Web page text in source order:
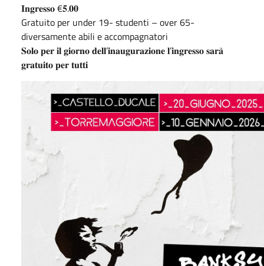
𝐈𝐧𝐠𝐫𝐞𝐬𝐬𝐨 €𝟓.𝟎𝟎
Gratuito per under 19- studenti – over 65-
diversamente abili e accompagnatori
𝐒𝐨𝐥𝐨 𝐩𝐞𝐫 𝐢𝐥 𝐠𝐢𝐨𝐫𝐧𝐨 𝐝𝐞𝐥𝐥’𝐢𝐧𝐚𝐮𝐠𝐮𝐫𝐚𝐳𝐢𝐨𝐧𝐞 𝐥’𝐢𝐧𝐠𝐫𝐞𝐬𝐬𝐨 𝐬𝐚𝐫𝐚̀
𝐠𝐫𝐚𝐭𝐮𝐢𝐭𝐨 𝐩𝐞𝐫 𝐭𝐮𝐭𝐭𝐢